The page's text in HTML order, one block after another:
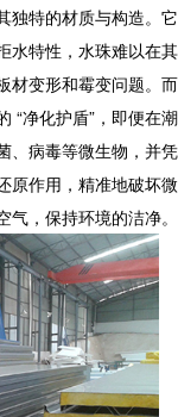
独特的材质与构造。它
水特性，水珠难以在其
材变形和霉变问题。而
“净化护盾”，即便在潮
、病毒等微生物，并凭
原作用，精准地破坏微
，保持环境的洁净。